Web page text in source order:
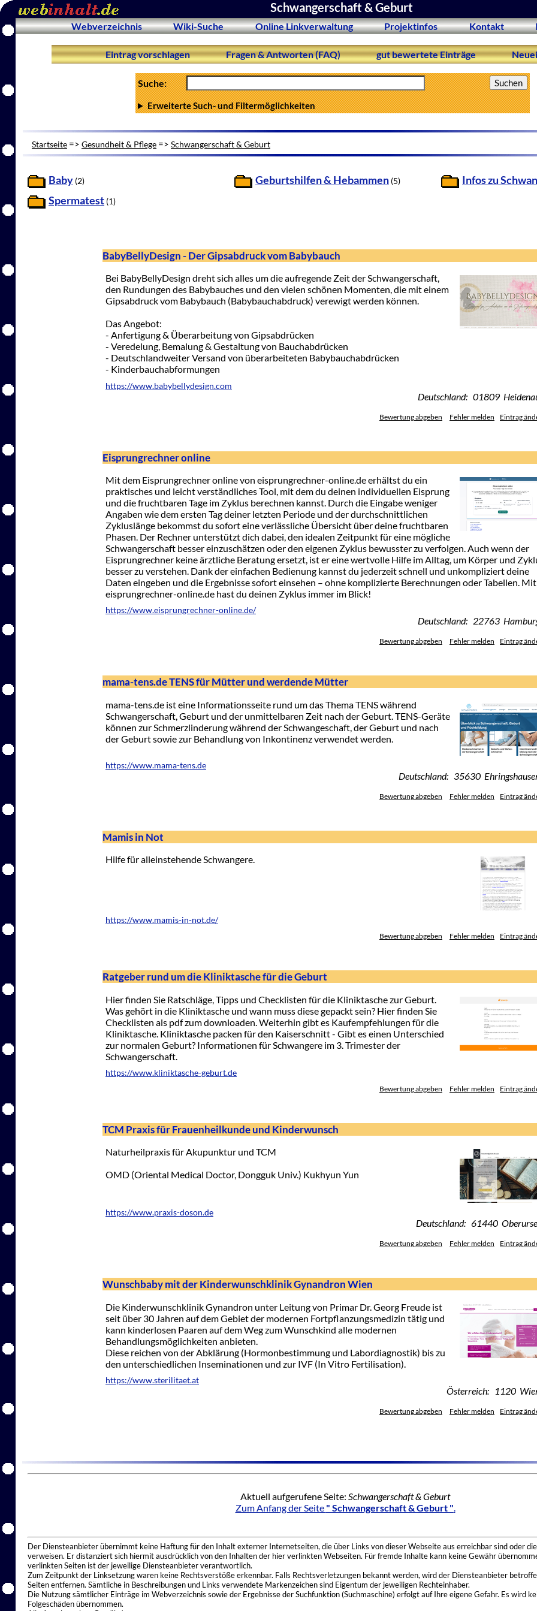
Schwangerschaft & Geburt
Webverzeichnis Wiki-Suche Online Linkverwaltung Projektinfos Kontakt
Eintrag vorschlagen Fragen & Antworten (FAQ) gut bewertete Einträge
Suche:
Erweiterte Such- und Filtermöglichkeiten
Startseite => Gesundheit & Pflege => Schwangerschaft & Geburt
Baby (2) Geburtshilfen & Hebammen (5)
Infos zu
Spermatest (1)
BabyBellyDesign - Der Gipsabdruck vom Babybauch
Bei BabyBellyDesign dreht sich alles um die aufregende Zeit der Schwangerschaft,
den Rundungen des Babybauches und den vielen schönen Momenten, die mit einem
Gipsabdruck vom Babybauch (Babybauchabdruck) verewigt werden können.
Das Angebot:
- Anfertigung & Überarbeitung von Gipsabdrücken
- Veredelung, Bemalung & Gestaltung von Bauchabdrücken
- Deutschlandweiter Versand von überarbeiteten Babybauchabdrücken
- Kinderbauchabformungen
https://www.babybellydesign.com
Deutschland: 01809
Bewertung abgeben Fehler melden Eintrag
Eisprungrechner online
Mit dem Eisprungrechner online von eisprungrechner-online.de erhältst du ein
praktisches und leicht verständliches Tool, mit dem du deinen individuellen Eisprung
und die fruchtbaren Tage im Zyklus berechnen kannst. Durch die Eingabe weniger
Angaben wie dem ersten Tag deiner letzten Periode und der durchschnittlichen
Zykluslänge bekommst du sofort eine verlässliche Übersicht über deine fruchtbaren
Phasen. Der Rechner unterstützt dich dabei, den idealen Zeitpunkt für eine mögliche
Schwangerschaft besser einzuschätzen oder den eigenen Zyklus bewusster zu verfolgen. Auch wenn der
Eisprungrechner keine ärztliche Beratung ersetzt, ist er eine wertvolle Hilfe im Alltag, um Körper und
besser zu verstehen. Dank der einfachen Bedienung kannst du jederzeit schnell und unkompliziert deine
Daten eingeben und die Ergebnisse sofort einsehen – ohne komplizierte Berechnungen oder Tabellen. Mit
eisprungrechner-online.de hast du deinen Zyklus immer im Blick!
https://www.eisprungrechner-online.de/
Deutschland: 22763
Bewertung abgeben Fehler melden Eintrag
mama-tens.de TENS für Mütter und werdende Mütter
mama-tens.de ist eine Informationsseite rund um das Thema TENS während
Schwangerschaft, Geburt und der unmittelbaren Zeit nach der Geburt. TENS-Geräte
können zur Schmerzlinderung während der Schwangeschaft, der Geburt und nach
der Geburt sowie zur Behandlung von Inkontinenz verwendet werden.
https://www.mama-tens.de
Deutschland: 35630
Bewertung abgeben Fehler melden Eintrag
Mamis in Not
Hilfe für alleinstehende Schwangere.
https://www.mamis-in-not.de/
Bewertung abgeben Fehler melden Eintrag
Ratgeber rund um die Kliniktasche für die Geburt
Hier finden Sie Ratschläge, Tipps und Checklisten für die Kliniktasche zur Geburt.
Was gehört in die Kliniktasche und wann muss diese gepackt sein? Hier finden Sie
Checklisten als pdf zum downloaden. Weiterhin gibt es Kaufempfehlungen für die
Kliniktasche. Kliniktasche packen für den Kaiserschnitt - Gibt es einen Unterschied
zur normalen Geburt? Informationen für Schwangere im 3. Trimester der
Schwangerschaft.
https://www.kliniktasche-geburt.de
Bewertung abgeben Fehler melden Eintrag
TCM Praxis für Frauenheilkunde und Kinderwunsch
Naturheilpraxis für Akupunktur und TCM
OMD (Oriental Medical Doctor, Dongguk Univ.) Kukhyun Yun
https://www.praxis-doson.de
Deutschland: 61440
Bewertung abgeben Fehler melden Eintrag
Wunschbaby mit der Kinderwunschklinik Gynandron Wien
Die Kinderwunschklinik Gynandron unter Leitung von Primar Dr. Georg Freude ist
seit über 30 Jahren auf dem Gebiet der modernen Fortpflanzungsmedizin tätig und
kann kinderlosen Paaren auf dem Weg zum Wunschkind alle modernen
Behandlungsmöglichkeiten anbieten.
Diese reichen von der Abklärung (Hormonbestimmung und Labordiagnostik) bis zu
den unterschiedlichen Inseminationen und zur IVF (In Vitro Fertilisation).
https://www.sterilitaet.at
Österreich: 1120
Bewertung abgeben Fehler melden Eintrag
Aktuell aufgerufene Seite: Schwangerschaft & Geburt
Zum Anfang der Seite " Schwangerschaft & Geburt ".
Der Diensteanbieter übernimmt keine Haftung für den Inhalt externer Internetseiten, die über Links von dieser Webseite aus erreichbar sind oder
verweisen. Er distanziert sich hiermit ausdrücklich von den Inhalten der hier verlinkten Webseiten. Für fremde Inhalte kann keine Gewähr
verlinkten Seiten ist der jeweilige Diensteanbieter verantwortlich.
Zum Zeitpunkt der Linksetzung waren keine Rechtsverstöße erkennbar. Falls Rechtsverletzungen bekannt werden, wird der Diensteanbieter
Seiten entfernen. Sämtliche in Beschreibungen und Links verwendete Markenzeichen sind Eigentum der jeweiligen Rechteinhaber.
Die Nutzung sämtlicher Einträge im Webverzeichnis sowie der Ergebnisse der Suchfunktion (Suchmaschine) erfolgt auf Ihre eigene Gefahr. Es wird
Folgeschäden übernommen.